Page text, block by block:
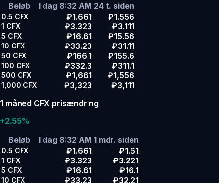
Beløb
I dag 8:32 AM 24 t. siden
0.5 CFX ₽1.661 ₽1.556
1 CFX ₽3.323 ₽3.111
5 CFX ₽16.61 ₽15.56
10 CFX ₽33.23 ₽31.11
50 CFX ₽166.1 ₽155.6
100 CFX ₽332.3 ₽311.1
500 CFX ₽1,661 ₽1,556
1,000 CFX ₽3,323
₽3,111
1 måned CFX prisændring
+2.55%
Beløb
I dag 8:32 AM 1 mdr. siden
0.5 CFX ₽1.661 ₽1.61
1 CFX ₽3.323 ₽3.221
5 CFX ₽16.61 ₽16.1
10 CFX ₽33.23 ₽32.21